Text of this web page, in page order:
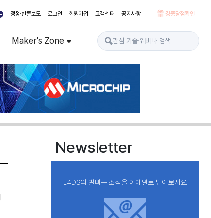
정정·반론보도 로그인 회원가입 고객센터 공지사항 경품당첨확인
Maker's Zone
Newsletter
E4DS의 발빠른 소식을 이메일로 받아보세요